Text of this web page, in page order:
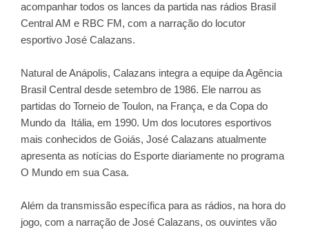
acompanhar todos os lances da partida nas rádios Brasil
Central AM e RBC FM, com a narração do locutor
esportivo José Calazans.
Natural de Anápolis, Calazans integra a equipe da Agência
Brasil Central desde setembro de 1986. Ele narrou as
partidas do Torneio de Toulon, na França, e da Copa do
Mundo da Itália, em 1990. Um dos locutores esportivos
mais conhecidos de Goiás, José Calazans atualmente
apresenta as notícias do Esporte diariamente no programa
O Mundo em sua Casa.
Além da transmissão específica para as rádios, na hora do
jogo, com a narração de José Calazans, os ouvintes vão